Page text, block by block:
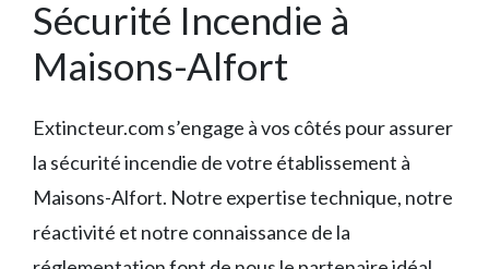
Sécurité Incendie à
Maisons-Alfort
Extincteur.com s’engage à vos côtés pour assurer
la sécurité incendie de votre établissement à
Maisons-Alfort. Notre expertise technique, notre
réactivité et notre connaissance de la